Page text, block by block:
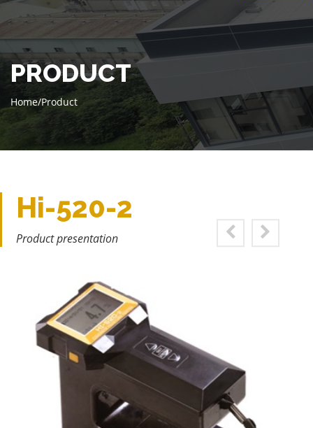
PRODUCT
Home/Product
Hi-520-2
Product presentation